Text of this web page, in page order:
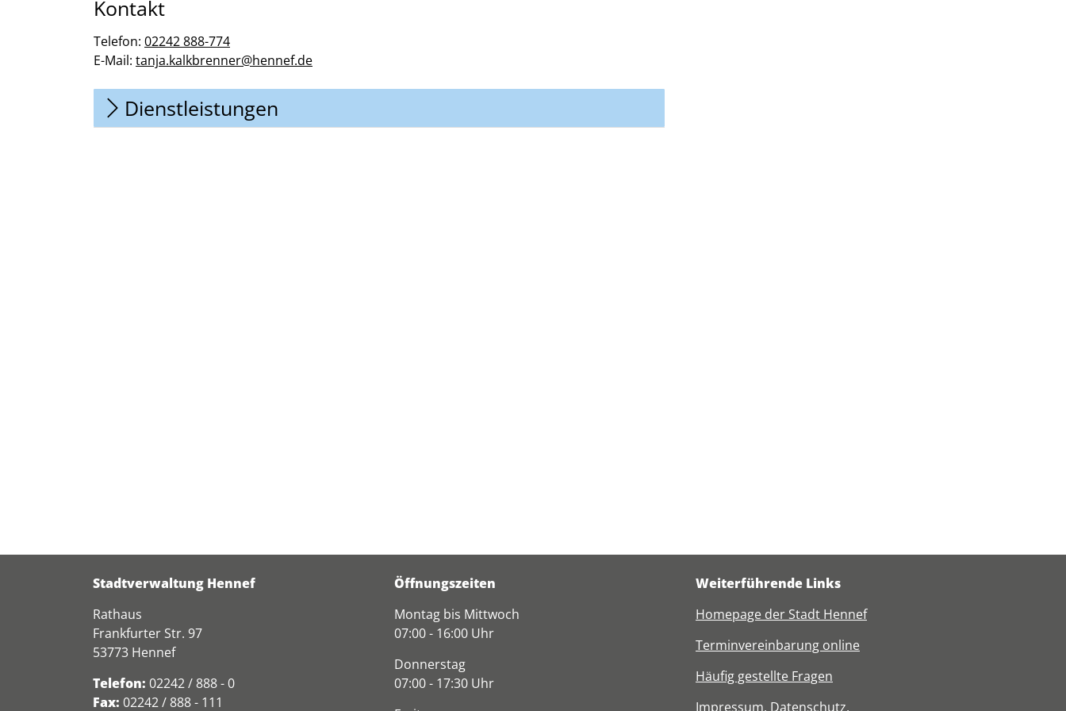
Kontakt
Telefon: 02242 888-774
E-Mail: tanja.kalkbrenner@hennef.de
Dienstleistungen
Stadtverwaltung Hennef
Rathaus
Frankfurter Str. 97
53773 Hennef
Telefon: 02242 / 888 - 0
Fax: 02242 / 888 - 111
Öffnungszeiten
Montag bis Mittwoch
07:00 - 16:00 Uhr
Donnerstag
07:00 - 17:30 Uhr
Weiterführende Links
Homepage der Stadt Hennef
Terminvereinbarung online
Häufig gestellte Fragen
Impressum, Datenschutz,